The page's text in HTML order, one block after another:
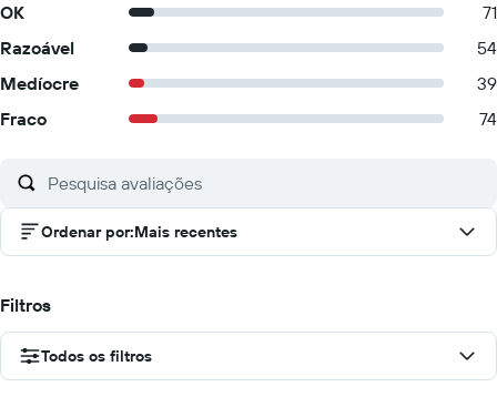
OK
71
Razoável
54
Medíocre
39
Fraco
74
Ordenar por:Mais recentes
Filtros
Todos os filtros